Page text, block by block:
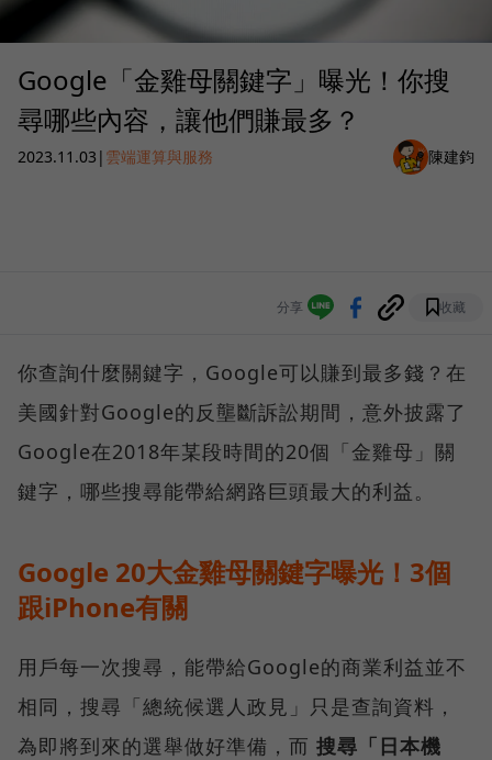
Google「金雞母關鍵字」曝光！你搜
尋哪些內容，讓他們賺最多？
2023.11.03 | 雲端運算與服務 陳建鈞
分享 收藏
你查詢什麼關鍵字，Google可以賺到最多錢？在
美國針對Google的反壟斷訴訟期間，意外披露了
Google在2018年某段時間的20個「金雞母」關
鍵字，哪些搜尋能帶給網路巨頭最大的利益。
Google 20大金雞母關鍵字曝光！3個
跟iPhone有關
用戶每一次搜尋，能帶給Google的商業利益並不
相同，搜尋「總統候選人政見」只是查詢資料，
為即將到來的選舉做好準備，而 搜尋「日本機